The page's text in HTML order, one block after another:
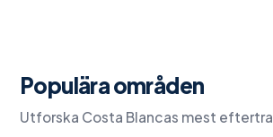
Populära områden
Utforska Costa Blancas mest
Torrevieja
Orihuela Costa